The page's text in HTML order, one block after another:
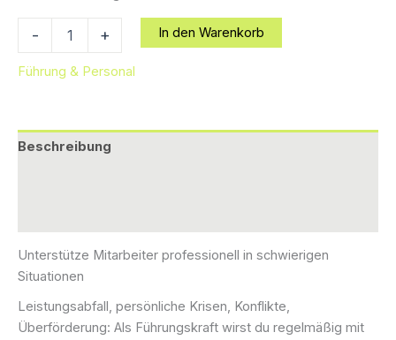
-
in
Situationen
meistern
+ In den Warenkorb
Führung & Personal
Beschreibung
Unterstütze Mitarbeiter professionell in schwierigen
Situationen
Leistungsabfall, persönliche Krisen, Konflikte,
Überförderung: Als Führungskraft wirst du regelmäßig mit